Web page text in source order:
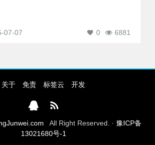
07-07 6881
0
关于 免责 标签云 开发
All Right Reserved. · 豫ICP备
13021680号-1